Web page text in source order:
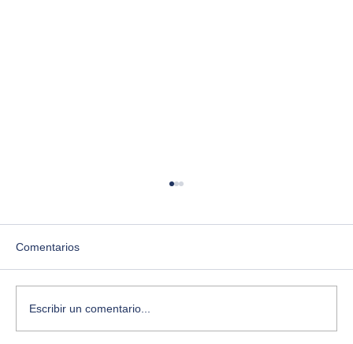
Comentarios
Escribir un comentario...